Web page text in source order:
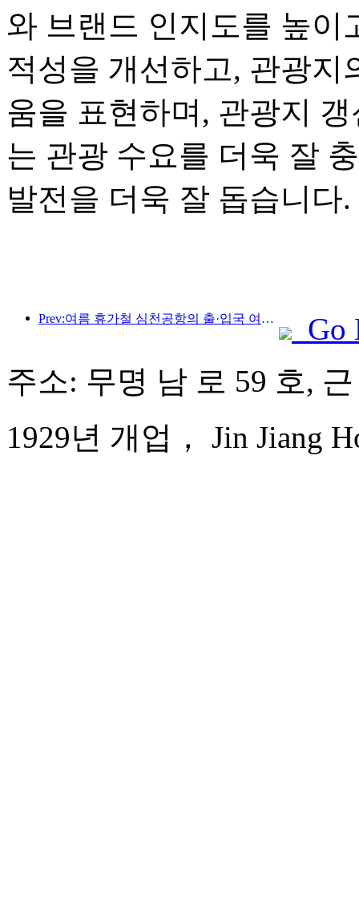
와 브랜드 인지도를 높이
적성을 개선하고, 관광지
움을 표현하며, 관광지
는 관광 수요를 더욱 잘
발전을 더욱 잘 돕습니다.
Prev:여름 휴가철 심천공항의 출·입국 여객이 급증하고, 많은 외국 항공사들이 중국 노선을 확대하고 있습니다.
Go
주소: 무명 남 로 59 호,
1929년 개업， Jin Jiang